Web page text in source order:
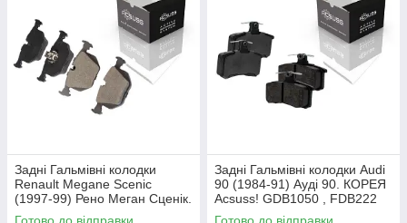
Задні Гальмівні колодки
Renault Megane Scenic
(1997-99) Рено Меган Сценік.
КОРЕЯ Acsuss! GDB1530 ,
Задні Гальмівні колодки Audi
90 (1984-91) Ауді 90. КОРЕЯ
Acsuss! GDB1050 , FDB222